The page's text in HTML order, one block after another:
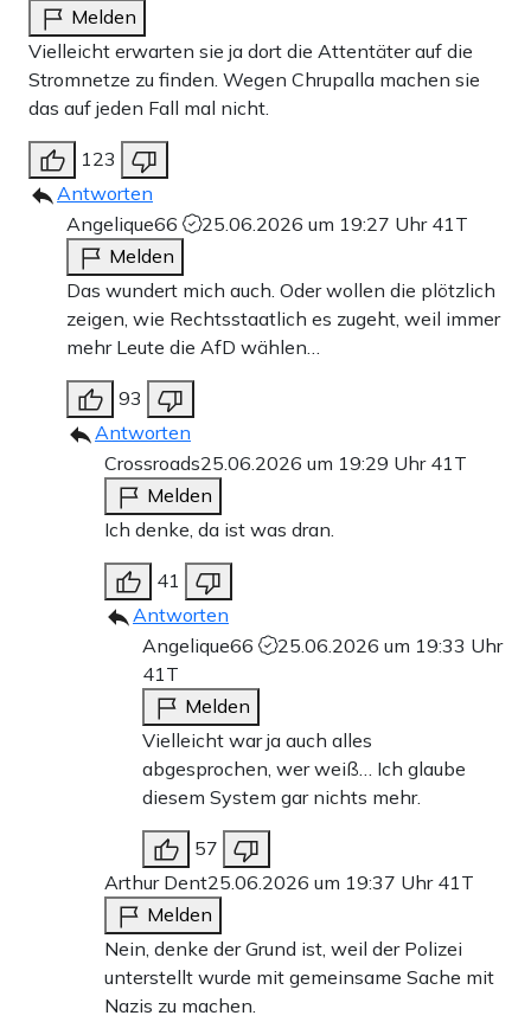
Melden
Vielleicht erwarten sie ja dort die Attentäter auf die
Stromnetze zu finden. Wegen Chrupalla machen sie
das auf jeden Fall mal nicht.
123
Antworten
Angelique66
25.06.2026 um 19:27 Uhr 41T
Melden
Das wundert mich auch. Oder wollen die plötzlich
zeigen, wie Rechtsstaatlich es zugeht, weil immer
mehr Leute die AfD wählen…
93
Antworten
Crossroads25.06.2026 um 19:29 Uhr 41T
Melden
Ich denke, da ist was dran.
41
Antworten
Angelique66
25.06.2026 um 19:33 Uhr
41T
Melden
Vielleicht war ja auch alles
abgesprochen, wer weiß… Ich glaube
diesem System gar nichts mehr.
57
Arthur Dent25.06.2026 um 19:37 Uhr 41T
Melden
Nein, denke der Grund ist, weil der Polizei
unterstellt wurde mit gemeinsame Sache mit
Nazis zu machen.